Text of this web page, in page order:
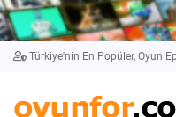
Türkiye'nin En Popüler, Oyun